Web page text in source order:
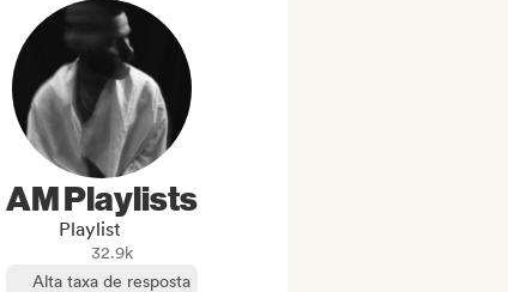
AM Playlists
Playlist
32.9k
Alta taxa de resposta